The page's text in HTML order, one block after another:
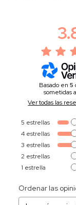
Basado en 5
sometidas
Ver todas las
5 estrellas
4 estrellas
3 estrellas
2 estrellas
1 estrella
Ordenar las